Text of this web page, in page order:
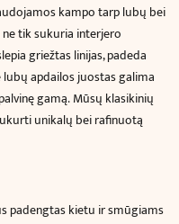
kampo tarp lubų bei
tik sukuria interjero
griežtas linijas, padeda
apdailos juostas galima
gamą.Mūsų klasikinių
unikalų bei rafinuotą
padengtas kietu ir smūgiams